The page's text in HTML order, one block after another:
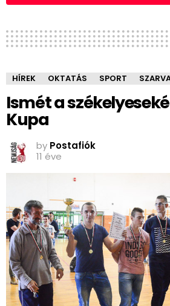
HÍREK OKTATÁS SPORT
Ismét a
Kupa
by Postafiók
11 éve